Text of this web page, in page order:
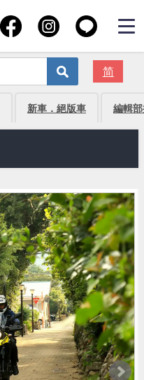
简
新車．絕版車 編輯